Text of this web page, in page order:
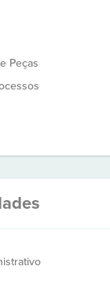
Peças